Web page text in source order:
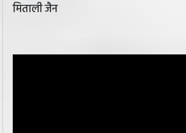
मिताली जैन